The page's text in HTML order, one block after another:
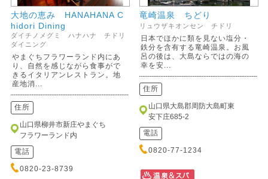
大地の恵み HANAHANA C
hidori Dining
ダイチノメグミ ハナハナ チドリ
ダイニング
やまぐちフラワーランド内にあ
り、自然を感じながら食事がで
きるイタリアンレストラン。地
産地消...
住所
山口県柳井市新庄やまぐち
フラワーランド内
電話
0820-23-8739
竜崎温泉 ちどり
リュウザキオンセン チドリ
日本でほかに類を見ない塩分・
鉄分を含有する竜崎温泉。お風
呂の後は、大島ならではの海の
幸を安...
住所
山口県大島郡周防大島町東
安下庄685-2
電話
0820-77-1234